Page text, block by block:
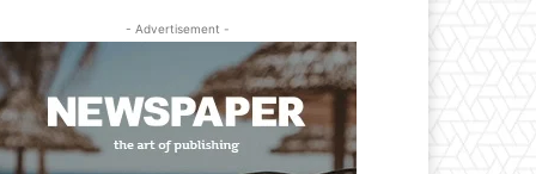
- Advertisement -